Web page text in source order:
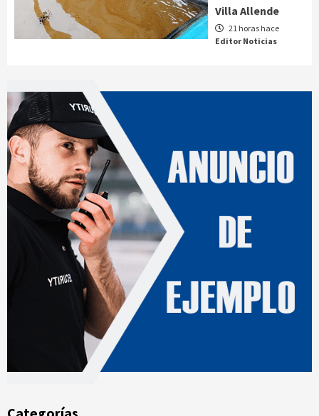
Villa Allende
21 horas hace
Editor Noticias